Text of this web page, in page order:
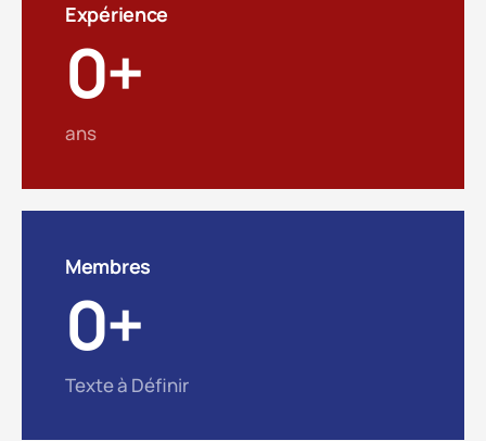
Expérience
0+
ans
Membres
0+
Texte à Définir